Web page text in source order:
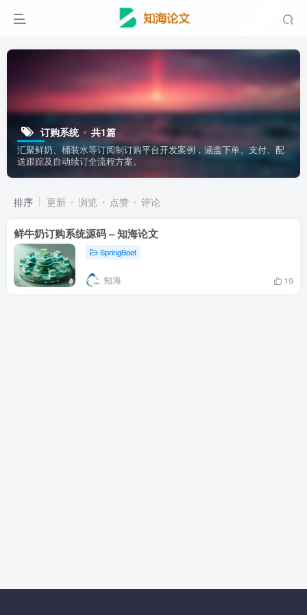
订购系统 共1篇
汇聚鲜奶、桶装水等订阅制订购平台开发案例，涵盖下单、支付、配
送跟踪及自动续订全流程方案。
排序 更新 浏览 点赞 评论
鲜牛奶订购系统源码 – 知海论文
SpringBoot
知海 19